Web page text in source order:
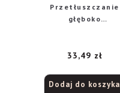
Przetłuszczanie
głęboko
włosów, 250 ml
33,49 zł
Dodaj do koszyka